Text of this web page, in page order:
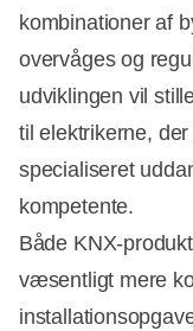
kombinationer af
overvåges og
udviklingen vil
til elektrikerne,
specialiseret
kompetente.
Både KNX-
væsentligt mere